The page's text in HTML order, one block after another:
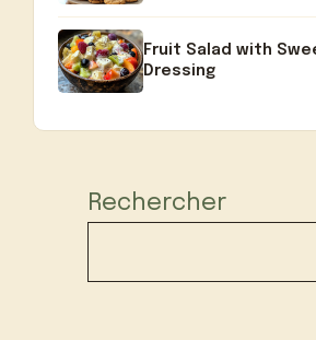
Fruit Salad with
Dressing
Rechercher